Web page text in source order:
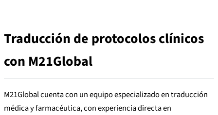
Traducción de protocolos clínicos
con M21Global
M21Global cuenta con un equipo especializado en traducción
médica y farmacéutica, con experiencia directa en